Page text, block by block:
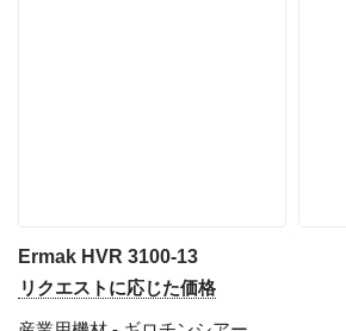
Ermak HVR 3100-13
リクエストに応じた価格